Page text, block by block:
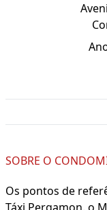
SOBRE O
Os pontos de